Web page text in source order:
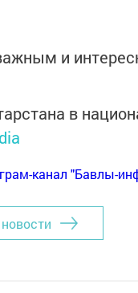
и
в
канал "Бавлы-